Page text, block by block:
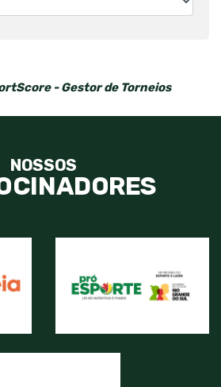
- Gestor de Torneios
NOSSOS